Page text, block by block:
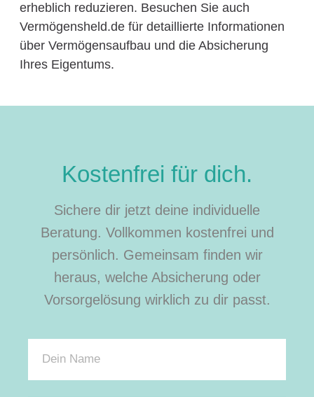
erheblich reduzieren. Besuchen Sie auch
Vermögensheld.de für detaillierte Informationen
über Vermögensaufbau und die Absicherung
Ihres Eigentums.
Kostenfrei für dich.
Sichere dir jetzt deine individuelle
Beratung. Vollkommen kostenfrei und
persönlich. Gemeinsam finden wir
heraus, welche Absicherung oder
Vorsorgelösung wirklich zu dir passt.